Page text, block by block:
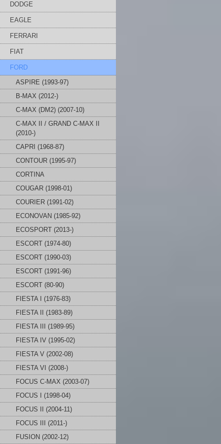
DODGE
EAGLE
FERRARI
FIAT
FORD
ASPIRE (1993-97)
B-MAX (2012-)
C-MAX (DM2) (2007-10)
C-MAX II / GRAND C-MAX II
(2010-)
CAPRI (1968-87)
CONTOUR (1995-97)
CORTINA
COUGAR (1998-01)
COURIER (1991-02)
ECONOVAN (1985-92)
ECOSPORT (2013-)
ESCORT (1974-80)
ESCORT (1990-03)
ESCORT (1991-96)
ESCORT (80-90)
FIESTA I (1976-83)
FIESTA II (1983-89)
FIESTA III (1989-95)
FIESTA IV (1995-02)
FIESTA V (2002-08)
FIESTA VI (2008-)
FOCUS C-MAX (2003-07)
FOCUS I (1998-04)
FOCUS II (2004-11)
FOCUS III (2011-)
FUSION (2002-12)